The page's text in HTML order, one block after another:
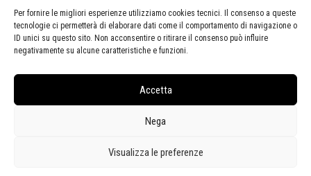
Per fornire le migliori esperienze utilizziamo cookies tecnici. Il consenso a queste
tecnologie ci permetterà di elaborare dati come il comportamento di navigazione o
ID unici su questo sito. Non acconsentire o ritirare il consenso può influire
negativamente su alcune caratteristiche e funzioni.
Accetta
Nega
Visualizza le preferenze
Tel:
+39 0584 944580
(orario 09.00/13.00)
Email:gamc@comune.viareggio.lu.it
Segnalazione di inaccessibilità